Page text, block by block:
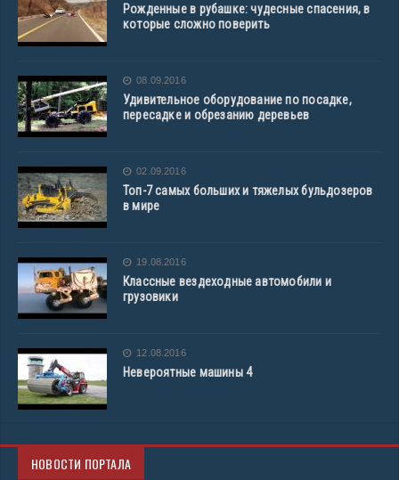
Рожденные в рубашке: чудесные спасения, в
которые сложно поверить
08.09.2016
Удивительное оборудование по посадке,
пересадке и обрезанию деревьев
02.09.2016
Топ-7 самых больших и тяжелых бульдозеров
в мире
19.08.2016
Классные вездеходные автомобили и
грузовики
12.08.2016
Невероятные машины 4
НОВОСТИ ПОРТАЛА